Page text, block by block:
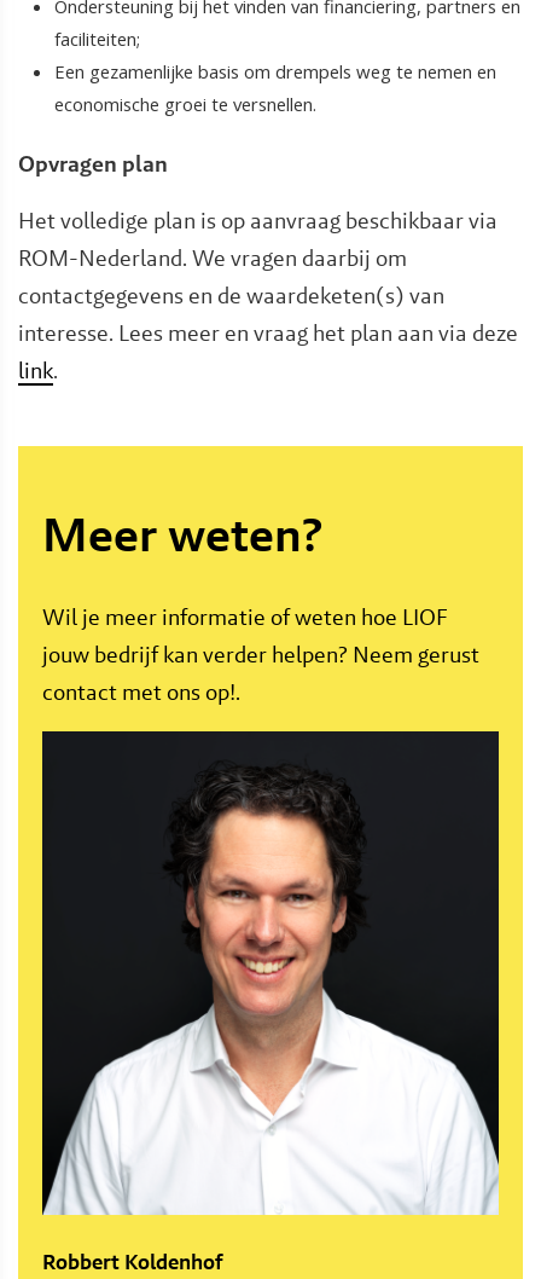
Ondersteuning bij het vinden van financiering, partners en
faciliteiten;
Een gezamenlijke basis om drempels weg te nemen en
economische groei te versnellen.
Opvragen plan
Het volledige plan is op aanvraag beschikbaar via
ROM-Nederland. We vragen daarbij om
contactgegevens en de waardeketen(s) van
interesse. Lees meer en vraag het plan aan via deze
link.
Meer weten?
Wil je meer informatie of weten hoe LIOF
jouw bedrijf kan verder helpen? Neem gerust
contact met ons op!.
Robbert Koldenhof